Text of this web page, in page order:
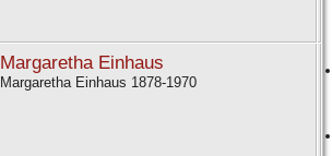
Margaretha Einhaus
Margaretha Einhaus 1878-1970